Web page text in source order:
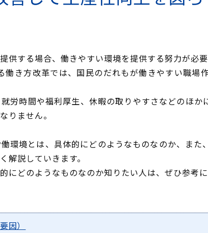
供する場合、働きやすい環境を提供する努力が必要
働き方改革では、国民のだれもが働きやすい職場
労時間や福利厚生、休暇の取りやすさなどのほ
りません。
環境とは、具体的にどのようなものなのか、ま
解説していきます。
にどのようなものなのか知りたい人は、ぜひ参考に
因）